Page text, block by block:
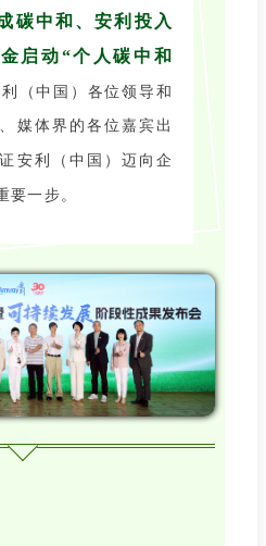
碳中和、安利投入
启动“个人碳中和
（中国）各位领导和
媒体界的各位嘉宾出
安利（中国）迈向企
要一步。